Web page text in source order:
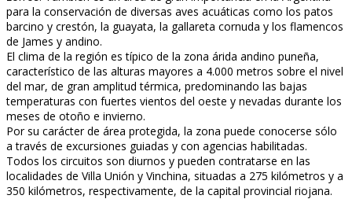
para la conservación de diversas aves acuáticas como los patos
barcino y crestón, la guayata, la gallareta cornuda y los flamencos
de James y andino.
El clima de la región es típico de la zona árida andino puneña,
característico de las alturas mayores a 4.000 metros sobre el nivel
del mar, de gran amplitud térmica, predominando las bajas
temperaturas con fuertes vientos del oeste y nevadas durante los
meses de otoño e invierno.
Por su carácter de área protegida, la zona puede conocerse sólo
a través de excursiones guiadas y con agencias habilitadas.
Todos los circuitos son diurnos y pueden contratarse en las
localidades de Villa Unión y Vinchina, situadas a 275 kilómetros y a
350 kilómetros, respectivamente, de la capital provincial riojana.